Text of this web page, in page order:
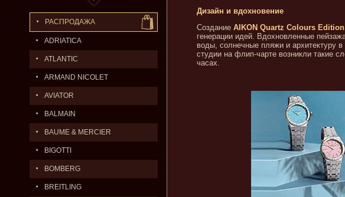
РАСПРОДАЖА
ADRIATICA
ATLANTIC
ARMAND NICOLET
AVIATOR
BALMAIN
BAUME & MERCIER
BIGOTTI
BOMBERG
BREITLING
Дизайн и вдохновение
Создание AIKON Quartz Colours Edition
генерации идей. Вдохновленные
воды, солнечные пляжи и архитектуру
студии на флип-чарте возникли такие
часах.